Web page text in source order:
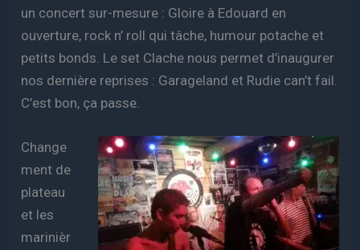
un concert sur-mesure : Gloire à Edouard en
ouverture, rock n’ roll qui tâche, humour potache et
petits bonds. Le set Clache nous permet d’inaugurer
nos dernière reprises : Garageland et Rudie can’t fail.
C’est bon, ça passe.
Change
ment de
plateau
et les
marinièr